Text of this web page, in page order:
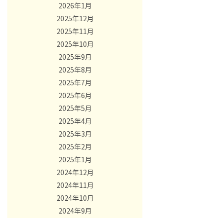
2026年1月
2025年12月
2025年11月
2025年10月
2025年9月
2025年8月
2025年7月
2025年6月
2025年5月
2025年4月
2025年3月
2025年2月
2025年1月
2024年12月
2024年11月
2024年10月
2024年9月